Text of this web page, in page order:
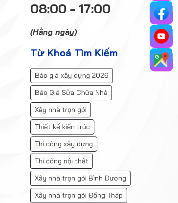
08:00 - 17:00
(Hằng ngày)
Từ Khoá Tìm Kiếm
Báo giá xây dựng 2026
Báo Giá Sửa Chữa Nhà
Xây nhà trọn gói
Thiết kế kiến trúc
Thi công xây dựng
Thi công nội thất
Xây nhà trọn gói Bình Dương
Xây nhà trọn gói Đồng Tháp